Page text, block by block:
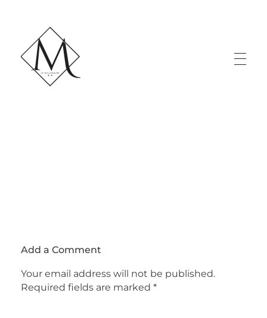
Add a Comment
Your email address will not be published.
Required fields are marked *